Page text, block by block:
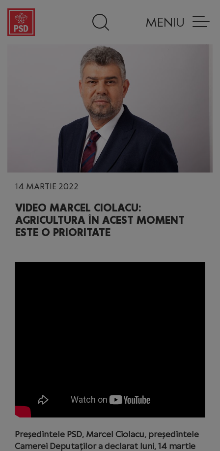
MENIU
14 MARTIE 2022
VIDEO MARCEL CIOLACU:
AGRICULTURA ÎN ACEST MOMENT
ESTE O PRIORITATE
Președintele PSD, Marcel Ciolacu, președintele
Camerei Deputaților a declarat luni, 14 martie